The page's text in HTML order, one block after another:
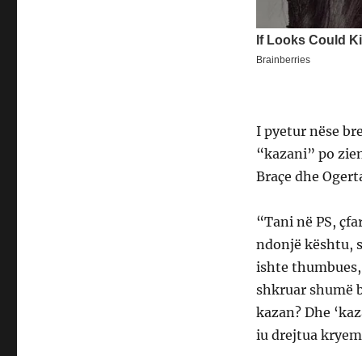
I pyetur nëse
“kazani” po
Braçe dhe
“Tani në PS,
ndonjë kështu,
ishte
shkruar shumë
kazan? Dhe
iu drejtua